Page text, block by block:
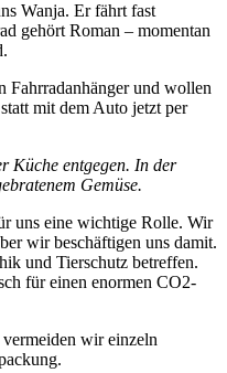
Wanja. Er fährt fast
gehört Roman – momentan
Fahrradanhänger und wollen
mit dem Auto jetzt per
Küche entgegen. In der
Gemüse.
uns eine wichtige Rolle. Wir
wir beschäftigen uns damit.
und Tierschutz betreffen.
für einen enormen CO2-
wir einzeln